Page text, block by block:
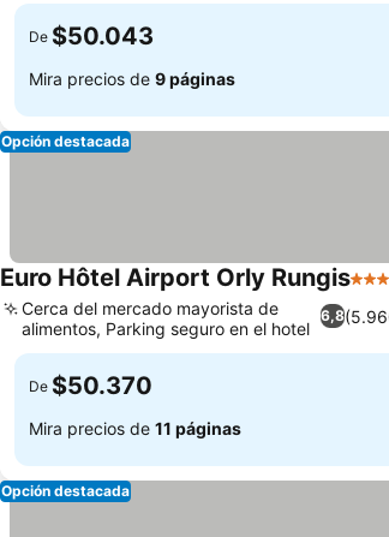
De $50.043
Mira precios de 9 páginas
Opción destacada
Euro Hôtel Airport Orly Rungis3
6,8
Cerca del mercado mayorista de
alimentos, Parking seguro en el hotel
De $50.370
Mira precios de 11 páginas
Opción destacada